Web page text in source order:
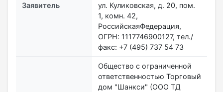
Заявитель
ул. Куликовская, д. 20, пом.
1, комн. 42,
РоссийскаяФедерация,
ОГРН: 1117746900127, тел./
факс: +7 (495) 737 54 73
Общество с ограниченной
ответственностью Торговый
дом "Шанкси" (ООО ТД